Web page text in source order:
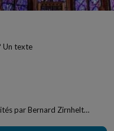
Un texte
par Bernard Zirnhelt